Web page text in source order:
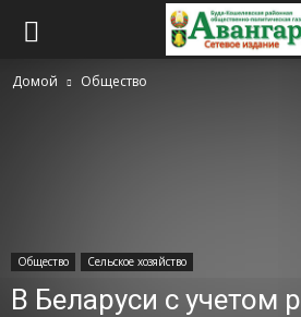
Домой Общество
Общество Сельское хозяйство
В Беларуси с учетом